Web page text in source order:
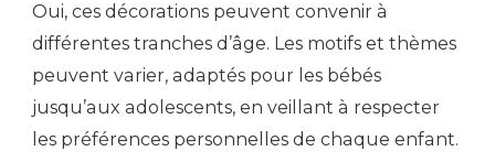
Oui, ces décorations peuvent convenir à
différentes tranches d’âge. Les motifs et thèmes
peuvent varier, adaptés pour les bébés
jusqu’aux adolescents, en veillant à respecter
les préférences personnelles de chaque enfant.